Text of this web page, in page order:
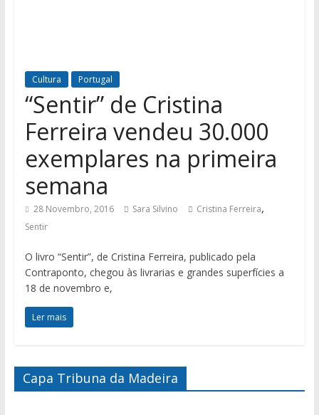
Cultura Portugal
“Sentir” de Cristina
Ferreira vendeu 30.000
exemplares na primeira
semana
28 Novembro, 2016 Sara Silvino Cristina Ferreira,
Sentir
O livro “Sentir”, de Cristina Ferreira, publicado pela
Contraponto, chegou às livrarias e grandes superfícies a
18 de novembro e,
Ler mais
Capa Tribuna da Madeira